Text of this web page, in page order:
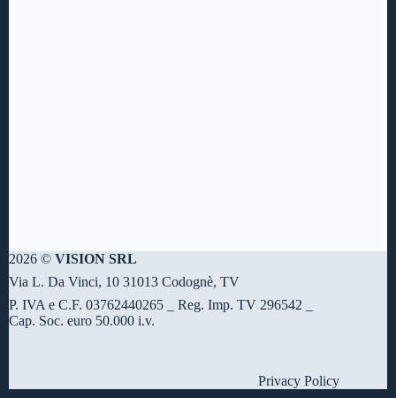
2026 © VISION SRL
Via L. Da Vinci, 10 31013 Codognè, TV
P. IVA e C.F. 03762440265 _ Reg. Imp. TV 296542 _
Cap. Soc. euro 50.000 i.v.
Privacy Policy